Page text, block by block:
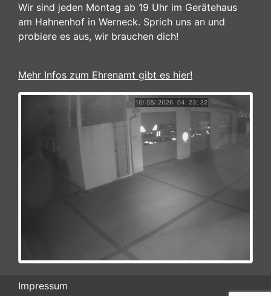
Wir sind jeden Montag ab 19 Uhr im Gerätehaus
am Hahnenhof in Werneck. Sprich uns an und
probiere es aus, wir brauchen dich!
Mehr Infos zum Ehrenamt gibt es hier!
Impressum